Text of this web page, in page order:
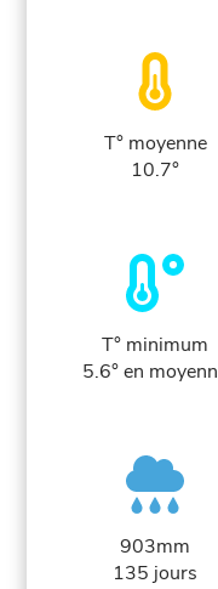
T° moyenne
10.7°
T° minimum
5.6° en
903mm
135 jours